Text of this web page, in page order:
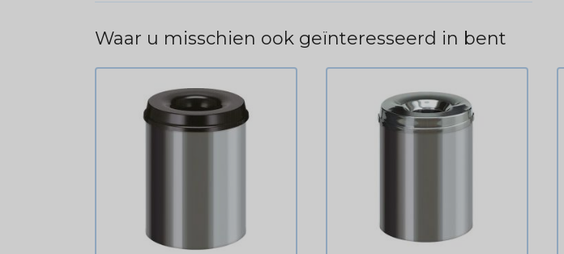
Waar u misschien ook geïnteresseerd in bent